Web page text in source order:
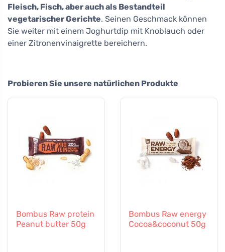
Fleisch, Fisch, aber auch als Bestandteil
vegetarischer Gerichte. Seinen Geschmack können
Sie weiter mit einem Joghurtdip mit Knoblauch oder
einer Zitronenvinaigrette bereichern.
Probieren Sie unsere natürlichen Produkte
Bombus Raw protein
Peanut butter 50g
Bombus Raw energy
Cocoa&coconut 50g